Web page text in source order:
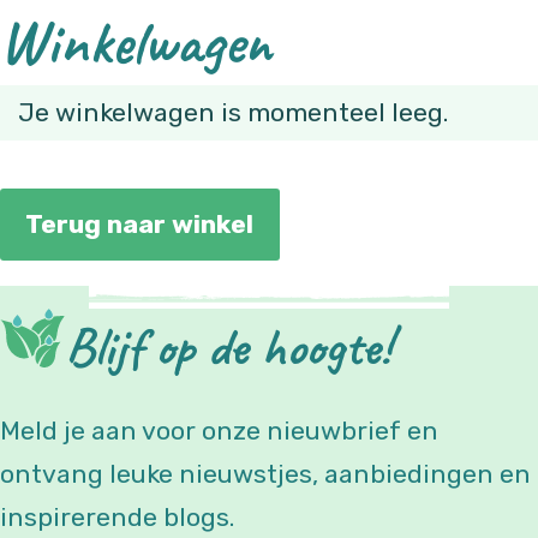
Ga naar hoofdinhoud
Ga naar voettekst
Winkelwagen
Je winkelwagen is momenteel leeg.
Terug naar winkel
Blijf op de hoogte!
Meld je aan voor onze nieuwbrief en
ontvang leuke nieuwstjes, aanbiedingen en
inspirerende blogs.